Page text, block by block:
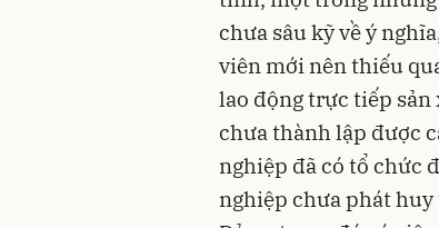
chưa sâu kỹ về ý
viên mới nên thiếu
lao động trực tiếp
chưa thành lập được
nghiệp đã có tổ chức
nghiệp chưa phát